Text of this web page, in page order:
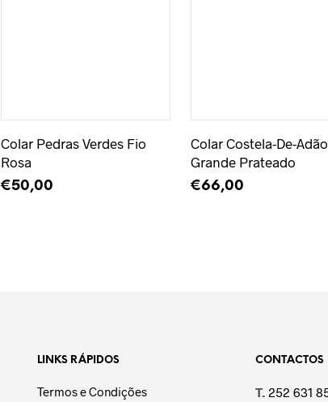
Colar Pedras Verdes Fio
Rosa
€50,00
Colar Costela-De-Adão
Grande Prateado
€66,00
LINKS RÁPIDOS
Termos e Condições
CONTACTOS
T. 252 631